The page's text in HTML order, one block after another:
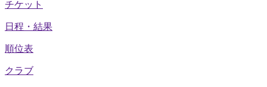
チケット
日程・結果
順位表
クラブ